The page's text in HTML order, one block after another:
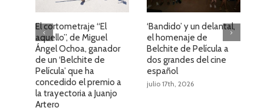
El cortometraje “El
aquello”, de Miguel
Ángel Ochoa, ganador
de un ‘Belchite de
Película’ que ha
concedido el premio a
la trayectoria a Juanjo
Artero
‘Bandido’ y un delantal,
el homenaje de
Belchite de Película a
dos grandes del cine
español
julio 17th, 2026